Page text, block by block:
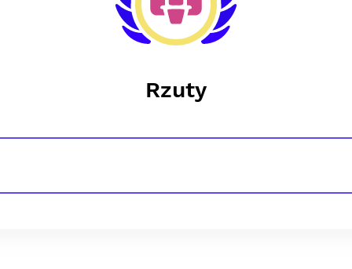
Rzuty